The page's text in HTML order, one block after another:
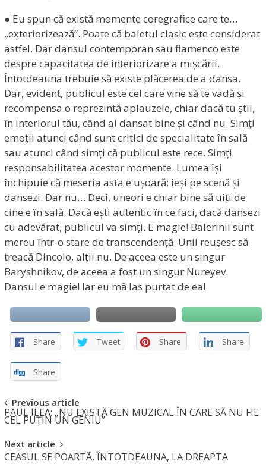
● Eu spun că există momente coregrafice care te…
„exteriorizează”. Poate că baletul clasic este considerat
astfel. Dar dansul contemporan sau flamenco este
despre capacitatea de interiorizare a mișcării.
Întotdeauna trebuie să existe plăcerea de a dansa.
Dar, evident, publicul este cel care vine să te vadă și
recompensa o reprezintă aplauzele, chiar dacă tu știi,
în interiorul tău, când ai dansat bine și când nu. Simți
emoții atunci când sunt critici de specialitate în sală
sau atunci când simți că publicul este rece. Simți
responsabilitatea acestor momente. Lumea își
închipuie că meseria asta e ușoară: ieși pe scenă și
dansezi. Dar nu… Deci, uneori e chiar bine să uiți de
cine e în sală. Dacă ești autentic în ce faci, dacă dansezi
cu adevărat, publicul va simți. E magie! Balerinii sunt
mereu într-o stare de transcendență. Unii reușesc să
treacă Dincolo, alții nu. De aceea este un singur
Baryshnikov, de aceea a fost un singur Nureyev.
Dansul e magie! Iar eu mă las purtat de ea!
Share Tweet Share Share
Share
Post
navigation
Previous article
PAUL ILEA: „NU EXISTĂ GEN MUZICAL ÎN CARE SĂ NU FIE
CEL PUȚIN UN GENIU”
Next article
CEASUL SE POARTÃ, ÎNTOTDEAUNA, LA DREAPTA